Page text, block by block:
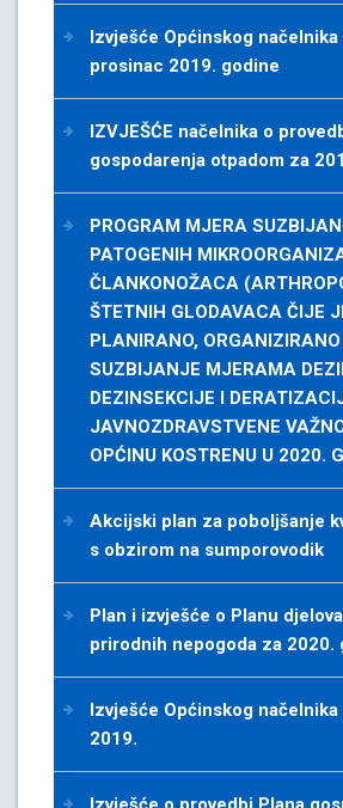
Izvješće Općinskog
prosinac 2019. godine
IZVJEŠĆE načelnika o
gospodarenja otpadom za
PROGRAM MJERA
PATOGENIH
ČLANKONOŽACA
ŠTETNIH GLODAVACA ČIJE
PLANIRANO,
SUZBIJANJE MJERAMA
DEZINSEKCIJE I
JAVNOZDRAVSTVENE
OPĆINU KOSTRENU U 2020.
Akcijski plan za poboljšanje
s obzirom na sumporovodik
Plan i izvješće o Planu
prirodnih nepogoda za 2020.
Izvješće Općinskog
2019.